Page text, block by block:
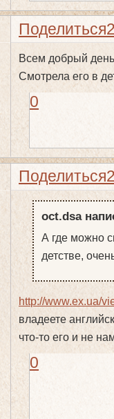
Поделиться
Всем добрый
Смотрела его в
0
Поделиться
oct.dsa
А где можно
детстве,
http://www.ex.ua/
владеете
что-то его и не
0